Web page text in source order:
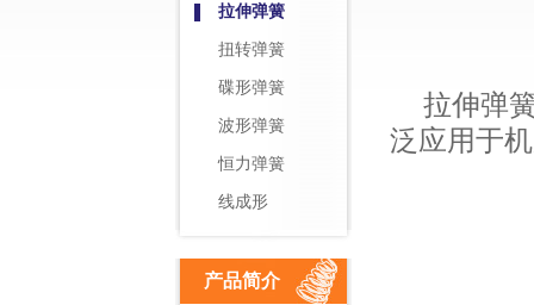
拉伸弹簧
扭转弹簧
碟形弹簧
波形弹簧
恒力弹簧
线成形
产品简介
拉伸弹
泛应用于